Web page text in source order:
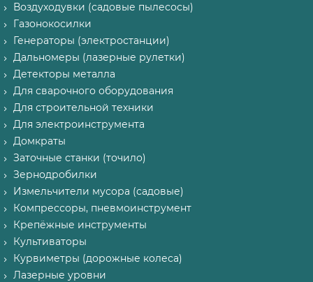
Воздуходувки (садовые пылесосы)
Газонокосилки
Генераторы (электростанции)
Дальномеры (лазерные рулетки)
Детекторы металла
Для сварочного оборудования
Для строительной техники
Для электроинструмента
Домкраты
Заточные станки (точило)
Зернодробилки
Измельчители мусора (садовые)
Компрессоры, пневмоинструмент
Крепёжные инструменты
Культиваторы
Курвиметры (дорожные колеса)
Лазерные уровни